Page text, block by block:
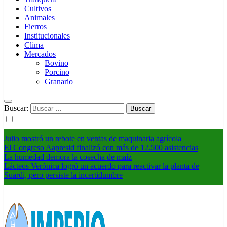
Cultivos
Animales
Fierros
Institucionales
Clima
Mercados
Bovino
Porcino
Granario
Buscar:
Julio mostró un rebote en ventas de maquinaria agrícola
El Congreso Aapresid finalizó con más de 12.500 asistencias
La humedad demora la cosecha de maíz
Lácteos Verónica logró un acuerdo para reactivar la planta de
Suardi, pero persiste la incertidumbre